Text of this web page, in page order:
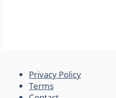
Privacy Policy
Terms